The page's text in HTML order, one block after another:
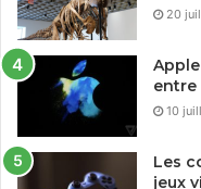
20
entre
10
Les
jeux